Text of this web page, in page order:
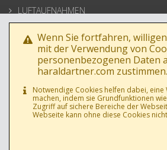
LUFTAUFNAHMEN
BUSINESSPORTRAIT
WERBEFOTOS
HOCHZEIT
PRESSE
Wenn Sie fortfahren, willigen
mit der Verwendung von
personenbezogenen Daten
haraldartner.com zustimmen.
Notwendige Cookies helfen dabei, eine
machen, indem sie Grundfunktionen
Zugriff auf sichere Bereiche der
Webseite kann ohne diese Cookies